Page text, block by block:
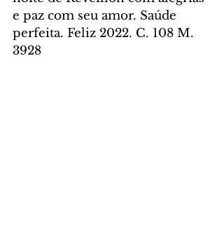
e paz com seu amor. Saúde
perfeita. Feliz 2022. C. 108 M.
3928